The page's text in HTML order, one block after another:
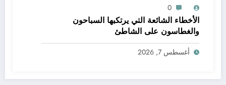
0
الأخطاء الشائعة التي يرتكبها السباحون
والغطاسون على الشاطئ
أغسطس 7, 2026